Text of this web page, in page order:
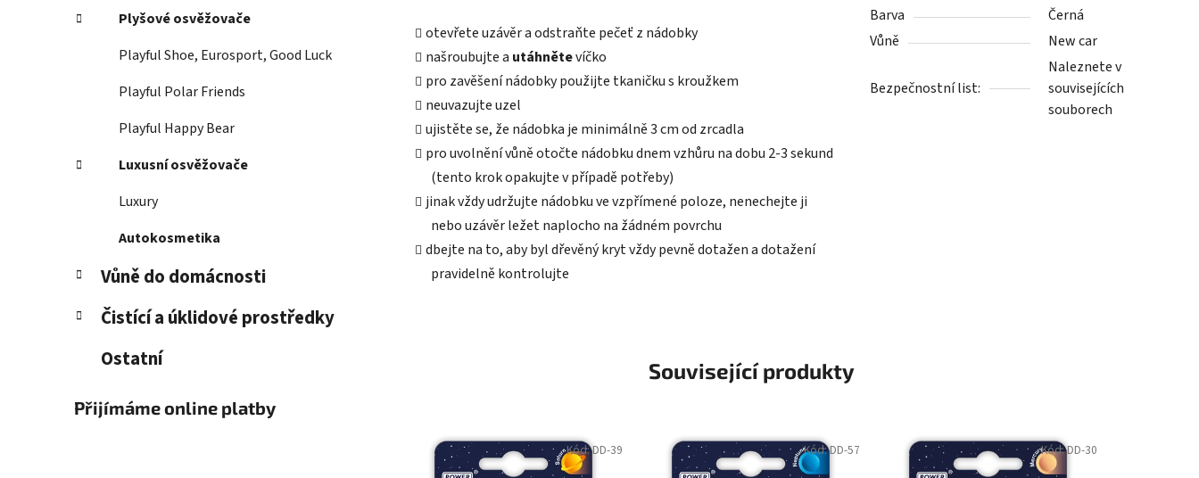
Plyšové osvěžovače
Playful Shoe, Eurosport, Good Luck
Playful Polar Friends
Playful Happy Bear
Luxusní osvěžovače
Luxury
Autokosmetika
Vůně do domácnosti
Čistící a úklidové prostředky
Ostatní
Přijímáme online platby
otevřete uzávěr a odstraňte pečeť z nádobky
našroubujte a utáhnětevíčko
pro zavěšení nádobky použijte tkaničku s kroužkem
neuvazujte uzel
ujistěte se, že nádobka je minimálně 3 cm od zrcadla
pro uvolnění vůně otočte nádobku dnem vzhůru na dobu 2-3 sekund
(tento krok opakujte v případě potřeby)
jinak vždy udržujte nádobku ve vzpřímené poloze, nenechejte ji
nebo uzávěr ležet naplocho na žádném povrchu
dbejte na to, aby byl dřevěný kryt vždy pevně dotažen a dotažení
pravidelně kontrolujte
Barva
Černá
Vůně
New car
Bezpečnostní list:
Naleznete v
souvisejících
souborech
Související produkty
Kód:DD-39 Kód:DD-57 Kód:DD-30